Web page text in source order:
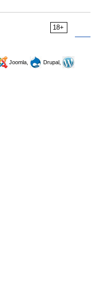
18+
Joomla,
Drupal,